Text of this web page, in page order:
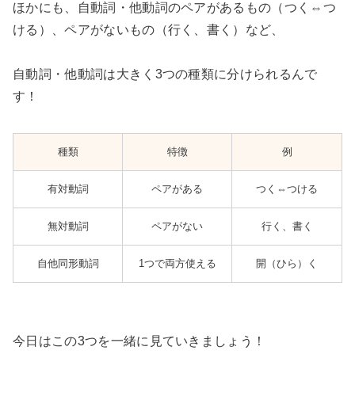
ほかにも、自動詞・他動詞のペアがあるもの（つく⇔つ
ける）、ペアがないもの（行く、書く）など、
自動詞・他動詞は大きく3つの種類に分けられるんで
す！
種類 特徴 例
有対動詞 ペアがある つく⇔つける
無対動詞 ペアがない 行く、書く
自他同形動詞 1つで両方使える 開（ひら）く
今日はこの3つを一緒に見ていきましょう！